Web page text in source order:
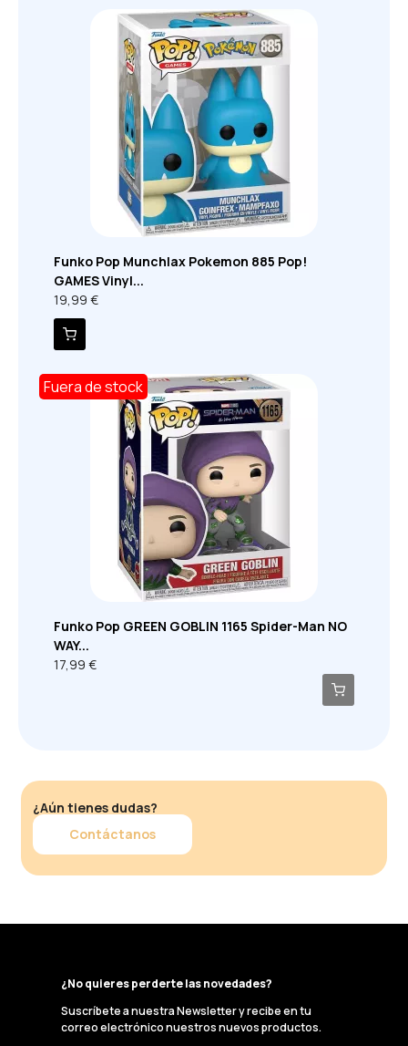
Funko Pop Munchlax Pokemon 885 Pop!
GAMES Vinyl...
19,99 €
Fuera de stock
Funko Pop GREEN GOBLIN 1165 Spider-Man NO
WAY...
17,99 €
¿Aún tienes dudas?
Contáctanos
¿No quieres perderte las novedades?
Suscríbete a nuestra Newsletter y recibe en tu
correo electrónico nuestros nuevos productos.